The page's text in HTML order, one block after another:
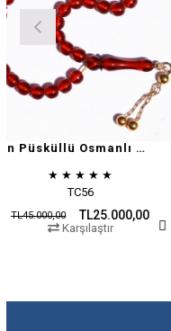
Altın Püsküllü Osmanlı Zar
★
TL25.000,00